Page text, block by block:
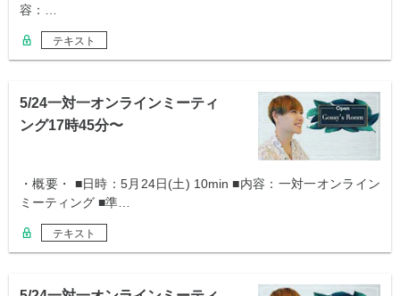
容：…
テキスト
5/24一対一オンラインミーティ
ング17時45分〜
・概要・ ■日時：5月24日(土) 10min ■内容：一対一オンライン
ミーティング ■準…
テキスト